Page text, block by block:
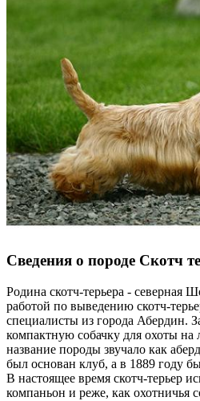
Сведения о породе Скотч
Родина скотч-терьера - северная
работой по выведению скотч-
специалисты из города Абердин.
компактную собачку для охоты на
название породы звучало как
был основан клуб, а в 1889 году
В настоящее время скотч-терьер
компаньон и реже, как охотничья